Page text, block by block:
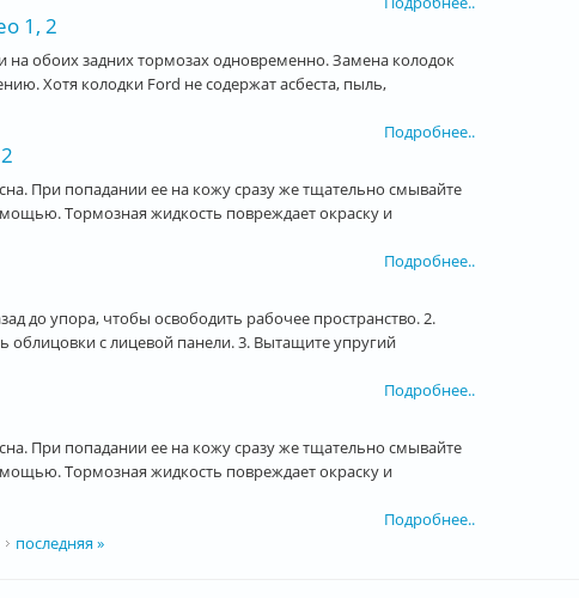
1, 2
на обоих задних тормозах одновременно. Замена колодок
Хотя колодки Ford не содержат асбеста, пыль,
Подробнее..
При попадании ее на кожу сразу же тщательно смывайте
Тормозная жидкость повреждает окраску и
Подробнее..
до упора, чтобы освободить рабочее пространство. 2.
с лицевой панели. 3. Вытащите упругий
Подробнее..
При попадании ее на кожу сразу же тщательно смывайте
Тормозная жидкость повреждает окраску и
Подробнее..
последняя »